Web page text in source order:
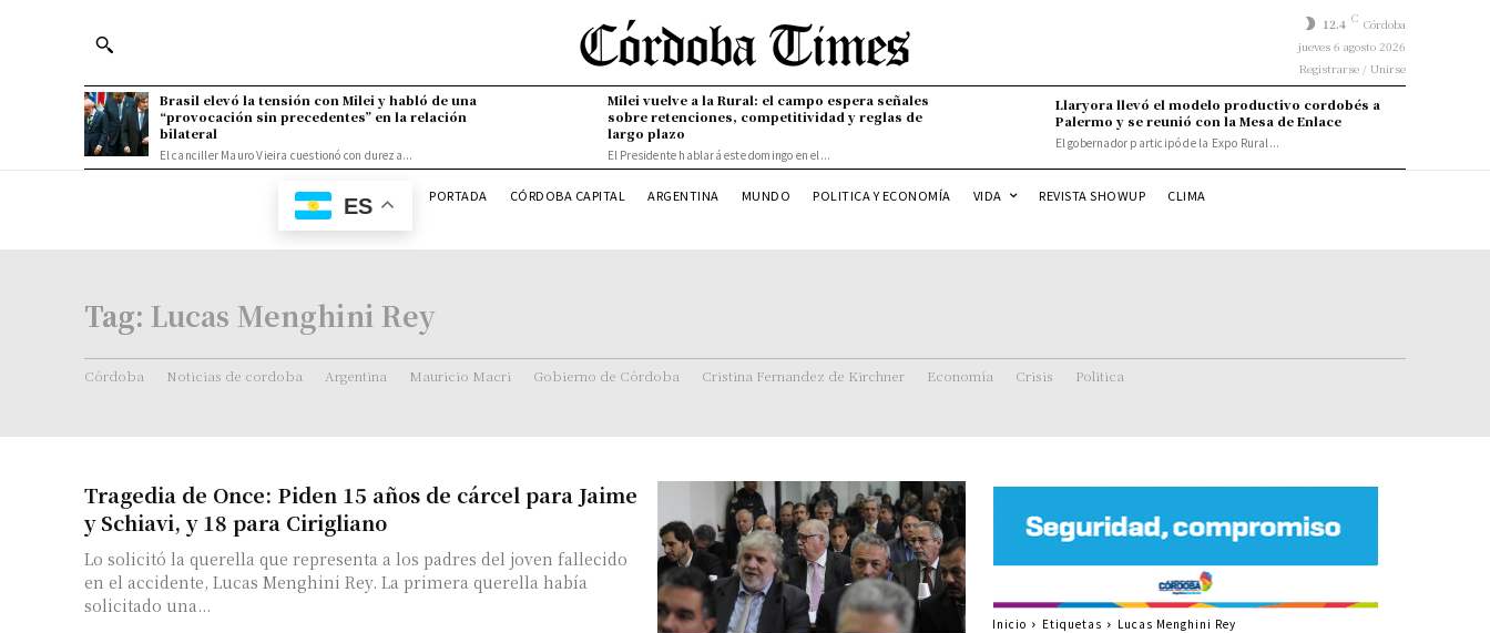
12.4 C Córdoba
jueves 6 agosto 2026
Registrarse / Unirse
Brasil elevó la tensión con Milei y habló de una
“provocación sin precedentes” en la relación
bilateral
El canciller Mauro Vieira cuestionó con dureza...
Milei vuelve a la Rural: el campo espera señales
sobre retenciones, competitividad y reglas de
largo plazo
El Presidente hablará este domingo en el...
Llaryora llevó el modelo productivo cordobés a
Palermo y se reunió con la Mesa de Enlace
El gobernador participó de la Expo Rural...
ES PORTADA CÓRDOBA CAPITAL ARGENTINA MUNDO POLITICA Y ECONOMÍA VIDA REVISTA SHOWUP CLIMA
Tag: Lucas Menghini Rey
Córdoba Noticias de cordoba Argentina Mauricio Macri Gobierno de Córdoba Cristina Fernandez de Kirchner Economía Crisis Politica
Tragedia de Once: Piden 15 años de cárcel para Jaime
y Schiavi, y 18 para Cirigliano
Lo solicitó la querella que representa a los padres del joven fallecido
en el accidente, Lucas Menghini Rey. La primera querella había
solicitado una...
Inicio Etiquetas Lucas Menghini Rey